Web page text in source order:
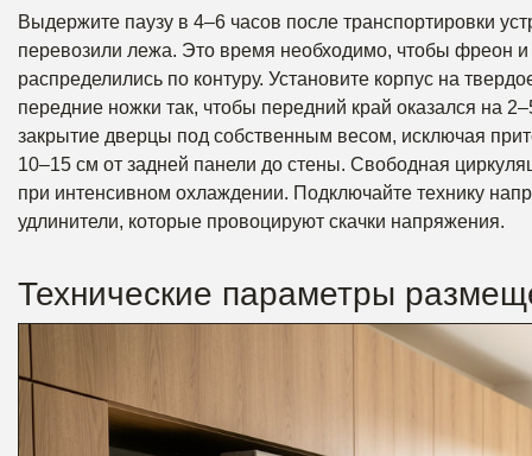
Выдержите паузу в 4–6 часов после транспортировки
перевозили лежа. Это время необходимо, чтобы фреон
распределились по контуру. Установите корпус на
передние ножки так, чтобы передний край оказался на
закрытие дверцы под собственным весом, исключая
10–15 см от задней панели до стены. Свободная
при интенсивном охлаждении. Подключайте технику
удлинители, которые провоцируют скачки напряжения.
Технические параметры